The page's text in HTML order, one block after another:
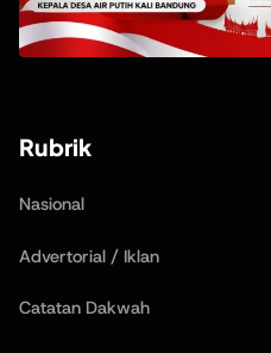
Rubrik
Nasional
Advertorial / Iklan
Catatan Dakwah